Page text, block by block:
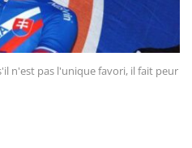
n'est pas l'unique favori, il fait peur